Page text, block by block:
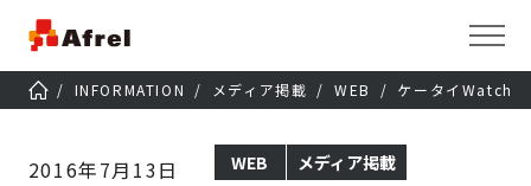
INFORMATION メディア掲載 WEB ケータイWatch
2016年7月13日 WEB メディア掲載